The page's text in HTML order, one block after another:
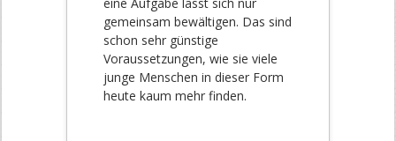
gemeinsam bewältigen. Das sind
schon sehr günstige
Voraussetzungen, wie sie viele
junge Menschen in dieser Form
heute kaum mehr finden.